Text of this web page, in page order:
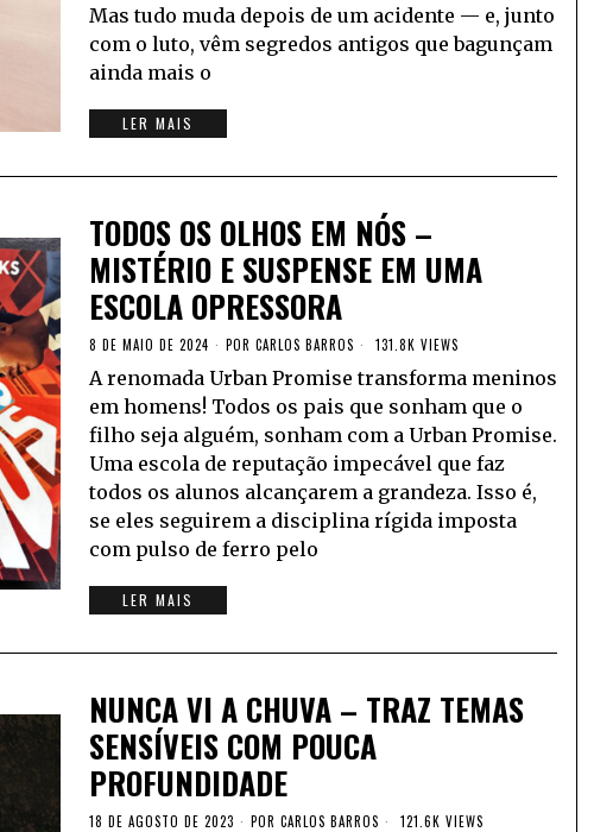
Mas tudo muda depois de um acidente — e, junto
com o luto, vêm segredos antigos que bagunçam
ainda mais o
LER MAIS
TODOS OS OLHOS EM NÓS –
MISTÉRIO E SUSPENSE EM UMA
ESCOLA OPRESSORA
8 DE MAIO DE 2024 POR CARLOS BARROS 131.8K VIEWS
A renomada Urban Promise transforma meninos
em homens! Todos os pais que sonham que o
filho seja alguém, sonham com a Urban Promise.
Uma escola de reputação impecável que faz
todos os alunos alcançarem a grandeza. Isso é,
se eles seguirem a disciplina rígida imposta
com pulso de ferro pelo
LER MAIS
NUNCA VI A CHUVA – TRAZ TEMAS
SENSÍVEIS COM POUCA
PROFUNDIDADE
18 DE AGOSTO DE 2023 POR CARLOS BARROS 121.6K VIEWS